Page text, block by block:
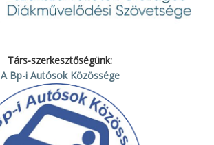
Társ-szerkesztőségünk:
A Bp-i Autósok Közössége